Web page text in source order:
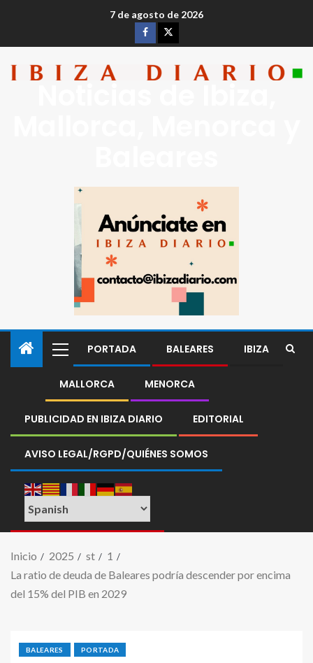
7 de agosto de 2026
PORTADA BALEARES IBIZA
MALLORCA MENORCA
PUBLICIDAD EN IBIZA DIARIO EDITORIAL
AVISO LEGAL/RGPD/QUIÉNES SOMOS
Inicio 2025 st
1
La ratio de deuda de Baleares podría descender por encima
del 15% del PIB en 2029
BALEARES PORTADA